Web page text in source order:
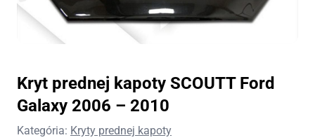
Kryt prednej kapoty SCOUTT Ford
Galaxy 2006 – 2010
Kategória: Kryty prednej kapoty